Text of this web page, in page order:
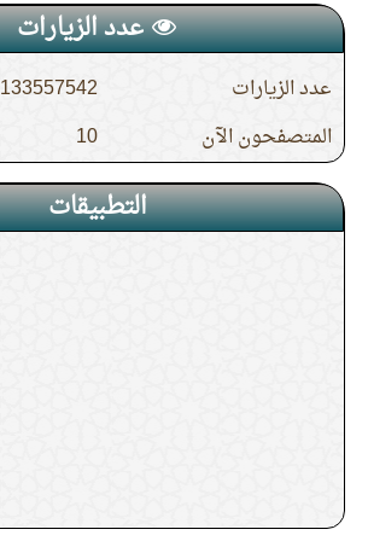
عدد الزيارات
عدد الزيارات
133557542
المتصفحون الآن
10
التطبيقات